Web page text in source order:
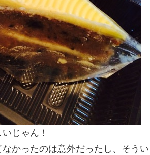
じゃん！
かったのは意外だったし、そう